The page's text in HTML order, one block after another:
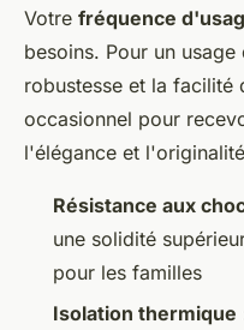
Votre fréquence
besoins. Pour un
robustesse et la facilité
occasionnel pour
l'élégance et
Résistance aux
une solidité
pour les familles
Isolation thermique